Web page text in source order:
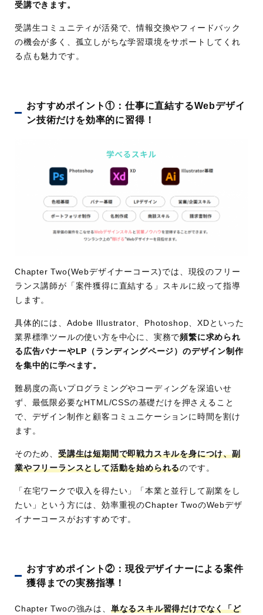
受講できます。
受講生コミュニティが活発で、情報交換やフィードバック
の機会が多く、孤立しがちな学習環境をサポートしてくれ
る点も魅力です。
おすすめポイント①：仕事に直結するWebデザイ
ン技術だけを効率的に習得！
Chapter Two(Webデザイナーコース)では、現役のフリー
ランス講師が「案件獲得に直結する」スキルに絞って指導
します。
具体的には、Adobe Illustrator、Photoshop、XDといった
業界標準ツールの使い方を中心に、実務で頻繁に求められ
る広告バナーやLP（ランディングページ）のデザイン制作
を集中的に学べます。
難易度の高いプログラミングやコーディングを深追いせ
ず、最低限必要なHTML/CSSの基礎だけを押さえること
で、デザイン制作と顧客コミュニケーションに時間を割け
ます。
そのため、 受講生は短期間で即戦力スキルを身につけ、副
業やフリーランスとして活動を始められるのです。
「在宅ワークで収入を得たい」「本業と並行して副業をし
たい」という方には、効率重視のChapter TwoのWebデザ
イナーコースがおすすめです。
おすすめポイント②：現役デザイナーによる案件
獲得までの実務指導！
Chapter Twoの強みは、 単なるスキル習得だけでなく「ど